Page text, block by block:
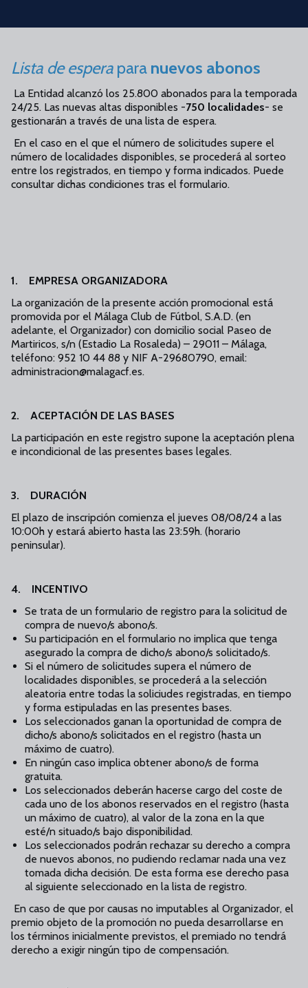
Skip to main content
Lista de espera para nuevos abonos
La Entidad alcanzó los 25.800 abonados para la temporada
24/25. Las nuevas altas disponibles -750 localidades- se
gestionarán a través de una lista de espera.
En el caso en el que el número de solicitudes supere el
número de localidades disponibles, se procederá al sorteo
entre los registrados, en tiempo y forma indicados. Puede
consultar dichas condiciones tras el formulario.
1. EMPRESA ORGANIZADORA
La organización de la presente acción promocional está
promovida por el Málaga Club de Fútbol, S.A.D. (en
adelante, el Organizador) con domicilio social Paseo de
Martiricos, s/n (Estadio La Rosaleda) – 29011 – Málaga,
teléfono: 952 10 44 88 y NIF A-29680790, email:
administracion@malagacf.es.
2. ACEPTACIÓN DE LAS BASES
La participación en este registro supone la aceptación plena
e incondicional de las presentes bases legales.
3. DURACIÓN
El plazo de inscripción comienza el jueves 08/08/24 a las
10:00h y estará abierto hasta las 23:59h. (horario
peninsular).
4. INCENTIVO
Se trata de un formulario de registro para la solicitud de
compra de nuevo/s abono/s.
Su participación en el formulario no implica que tenga
asegurado la compra de dicho/s abono/s solicitado/s.
Si el número de solicitudes supera el número de
localidades disponibles, se procederá a la selección
aleatoria entre todas la soliciudes registradas, en tiempo
y forma estipuladas en las presentes bases.
Los seleccionados ganan la oportunidad de compra de
dicho/s abono/s solicitados en el registro (hasta un
máximo de cuatro).
En ningún caso implica obtener abono/s de forma
gratuita.
Los seleccionados deberán hacerse cargo del coste de
cada uno de los abonos reservados en el registro (hasta
un máximo de cuatro), al valor de la zona en la que
esté/n situado/s bajo disponibilidad.
Los seleccionados podrán rechazar su derecho a compra
de nuevos abonos, no pudiendo reclamar nada una vez
tomada dicha decisión. De esta forma ese derecho pasa
al siguiente seleccionado en la lista de registro.
En caso de que por causas no imputables al Organizador, el
premio objeto de la promoción no pueda desarrollarse en
los términos inicialmente previstos, el premiado no tendrá
derecho a exigir ningún tipo de compensación.